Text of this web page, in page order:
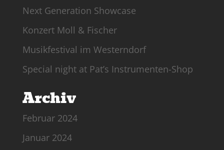
Next Generation Showcase
Konzert Moll & Fischer
Musikfestival im Westerndorf
Special night at Pat’s Instrumenten-Shop
Archiv
Februar 2024
Januar 2024